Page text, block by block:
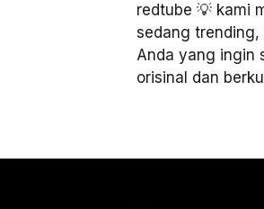
redtube 💡 kami
sedang
Anda yang ingin
orisinal dan